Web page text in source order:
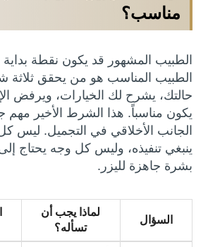
مناسب؟
الطبيب المشهور قد يكون نقطة بداية
الطبيب المناسب هو من يحقق ثلاثة
حالتك، يشرح لك الخيارات، ويرفض
يكون مناسباً. هذا الشرط الأخير مهم
الجانب الأخلاقي في التجميل. ليس
ينبغي تنفيذه، وليس كل وجه يحتاج
بشرة جاهزة لليزر.
السؤال
لماذا يجب أن
تسأله؟